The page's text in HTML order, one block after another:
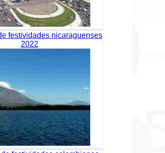
festividades nicaraguenses
2022